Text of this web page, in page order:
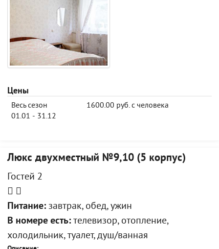
Цены
Весь сезон
01.01 - 31.12
1600.00 руб. с человека
Люкс двухместный №9,10 (5 корпус)
Гостей 2
Питание: завтрак, обед, ужин
В номере есть: телевизор, отопление,
холодильник, туалет, душ/ванная